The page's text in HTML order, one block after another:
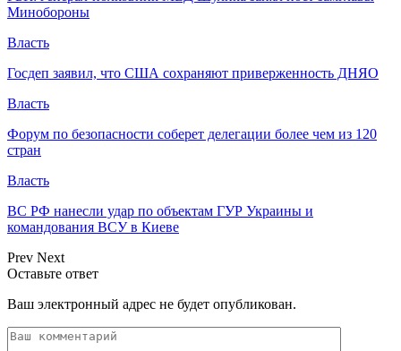
Минобороны
Власть
Госдеп заявил, что США сохраняют приверженность ДНЯО
Власть
Форум по безопасности соберет делегации более чем из 120
стран
Власть
ВС РФ нанесли удар по объектам ГУР Украины и
командования ВСУ в Киеве
Prev Next
Оставьте ответ
Ваш электронный адрес не будет опубликован.